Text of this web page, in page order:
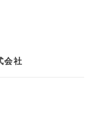
会社